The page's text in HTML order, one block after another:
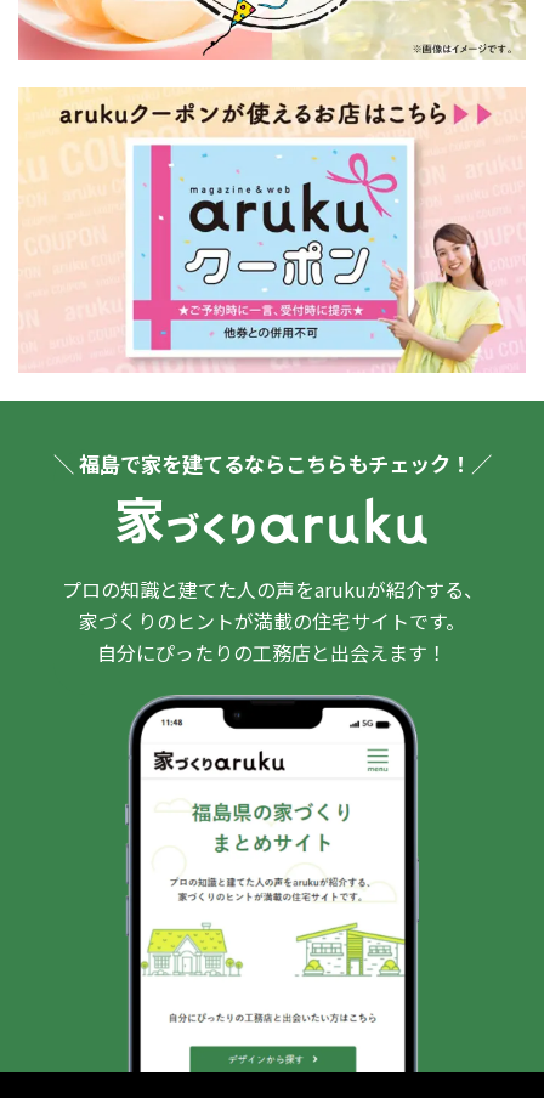
＼ 福島で家を建てるならこちらもチェック！／
プロの知識と建てた人の声をarukuが紹介する、
家づくりのヒントが満載の住宅サイトです。
自分にぴったりの工務店と出会えます！